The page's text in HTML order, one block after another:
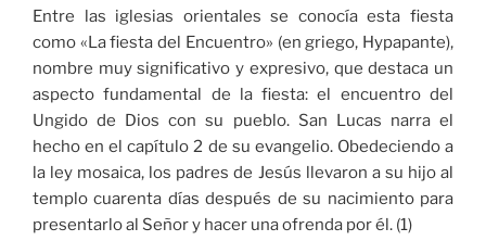
Entre las iglesias orientales se conocía esta fiesta
como «La fiesta del Encuentro» (en griego, Hypapante),
nombre muy significativo y expresivo, que destaca un
aspecto fundamental de la fiesta: el encuentro del
Ungido de Dios con su pueblo. San Lucas narra el
hecho en el capítulo 2 de su evangelio. Obedeciendo a
la ley mosaica, los padres de Jesús llevaron a su hijo al
templo cuarenta días después de su nacimiento para
presentarlo al Señor y hacer una ofrenda por él. (1)